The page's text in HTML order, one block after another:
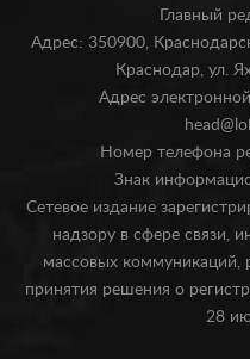
Главный
Адрес: 350900,
Краснодар, ул.
Адрес
Номер телефона
Знак
Сетевое издание
надзору в сфере связи,
массовых коммуникаций,
принятия решения о
28